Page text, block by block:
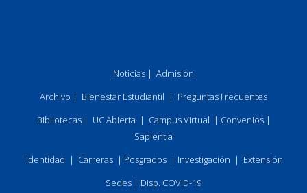
Noticias | Admisión
Archivo | Bienestar Estudiantil | Preguntas Frecuentes
Bibliotecas| UC Abierta | Campus Virtual | Convenios|
Sapientia
Identidad | Carreras | Posgrados | Investigación | Extensión
Sedes | Disp. COVID-19